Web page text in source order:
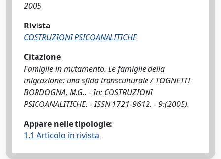
2005
Rivista
COSTRUZIONI PSICOANALITICHE
Citazione
Famiglie in mutamento. Le famiglie della
migrazione: una sfida transculturale / TOGNETTI
BORDOGNA, M.G.. - In: COSTRUZIONI
PSICOANALITICHE. - ISSN 1721-9612. - 9:(2005).
Appare nelle tipologie:
1.1 Articolo in rivista